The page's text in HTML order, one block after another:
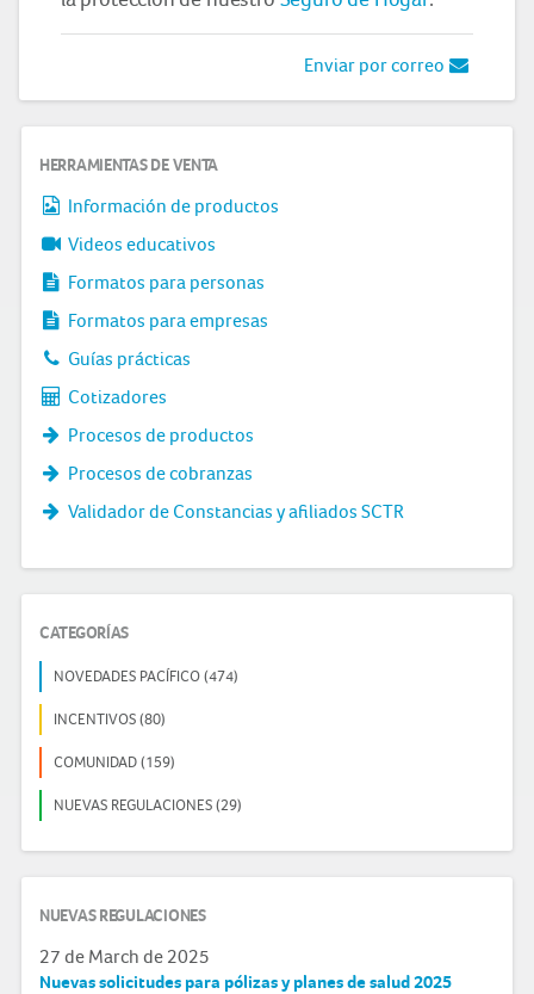
Enviar por correo
HERRAMIENTAS DE VENTA
Información de productos
Videos educativos
Formatos para personas
Formatos para empresas
Guías prácticas
Cotizadores
Procesos de productos
Procesos de cobranzas
Validador de Constancias y afiliados SCTR
CATEGORÍAS
NOVEDADES PACÍFICO (474)
INCENTIVOS (80)
COMUNIDAD (159)
NUEVAS REGULACIONES (29)
NUEVAS REGULACIONES
27 de March de 2025
Nuevas solicitudes para pólizas y planes de salud 2025